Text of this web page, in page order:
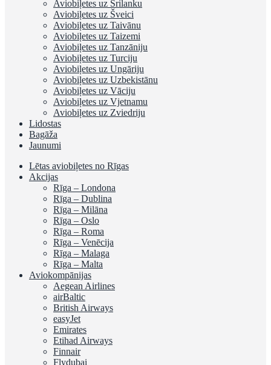
Aviobiļetes uz Šrilanku
Aviobiļetes uz Šveici
Aviobiļetes uz Taivānu
Aviobiļetes uz Taizemi
Aviobiļetes uz Tanzāniju
Aviobiļetes uz Turciju
Aviobiļetes uz Ungāriju
Aviobiļetes uz Uzbekistānu
Aviobiļetes uz Vāciju
Aviobiļetes uz Vjetnamu
Aviobiļetes uz Zviedriju
Lidostas
Bagāža
Jaunumi
Lētas aviobiļetes no Rīgas
Akcijas
Rīga – Londona
Rīga – Dublina
Rīga – Milāna
Rīga – Oslo
Rīga – Roma
Rīga – Venēcija
Rīga – Malaga
Rīga – Malta
Aviokompānijas
Aegean Airlines
airBaltic
British Airways
easyJet
Emirates
Etihad Airways
Finnair
Flydubai